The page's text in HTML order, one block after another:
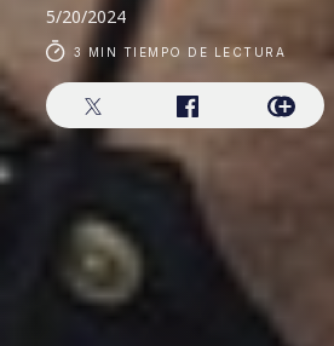
5/20/2024
3 MIN TIEMPO DE LECTURA